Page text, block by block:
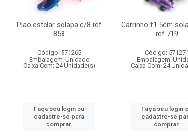
Piao estelar solapa c/8 ref
858
Código: 571265
Embalagem: Unidade
Caixa Com: 24 Unidade(s)
Faça seu login ou
cadastre-se para
comprar.
Carrinho f1 5cm
ref 719
Código: 571271
Embalagem:
Caixa Com: 24
Faça seu login
cadastre-se
comprar.